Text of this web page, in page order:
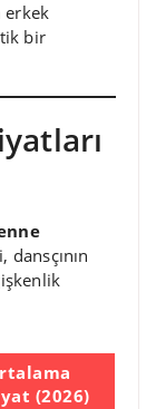
erkek
bir
(2026)